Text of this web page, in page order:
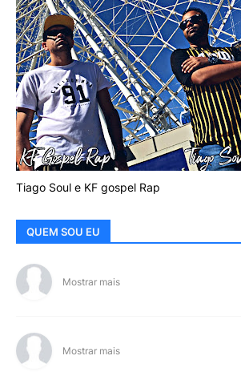
Tiago Soul e KF gospel Rap
QUEM SOU EU
Mostrar mais
Mostrar mais